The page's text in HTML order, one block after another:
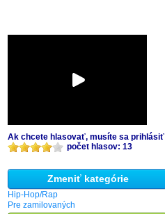
Ak chcete hlasovať, musíte sa prihlásiť
počet hlasov: 13
Zmeniť kategórie
Hip-Hop/Rap
Pre zamilovaných